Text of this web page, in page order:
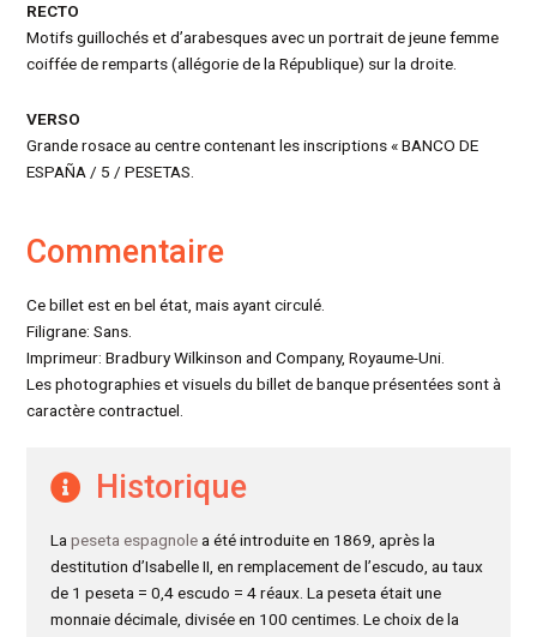
RECTO
Motifs guillochés et d’arabesques avec un portrait de jeune femme
coiffée de remparts (allégorie de la République) sur la droite.
VERSO
Grande rosace au centre contenant les inscriptions « BANCO DE
ESPAÑA / 5 / PESETAS.
Commentaire
Ce billet est en bel état, mais ayant circulé.
Filigrane: Sans.
Imprimeur: Bradbury Wilkinson and Company, Royaume-Uni.
Les photographies et visuels du billet de banque présentées sont à
caractère contractuel.
Historique
Lapeseta espagnolea été introduite en 1869, après la
destitution d’Isabelle II, en remplacement de l’escudo, au taux
de 1 peseta = 0,4 escudo = 4 réaux. La peseta était une
monnaie décimale, divisée en 100 centimes. Le choix de la